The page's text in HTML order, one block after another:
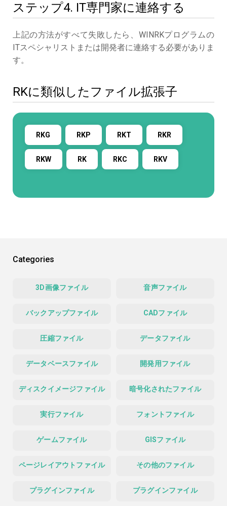
ステップ4. IT専門家に連絡する
上記の方法がすべて失敗したら、WINRKプログラムの
ITスペシャリストまたは開発者に連絡する必要がありま
す。
RKに類似したファイル拡張子
RKG RKP RKT RKR
RKW RK RKC RKV
Categories
3D画像ファイル 音声ファイル
バックアップファイル CADファイル
圧縮ファイル データファイル
データベースファイル 開発用ファイル
ディスクイメージファイル 暗号化されたファイル
実行ファイル フォントファイル
ゲームファイル GISファイル
ページレイアウトファイル その他のファイル
プラグインファイル プラグインファイル